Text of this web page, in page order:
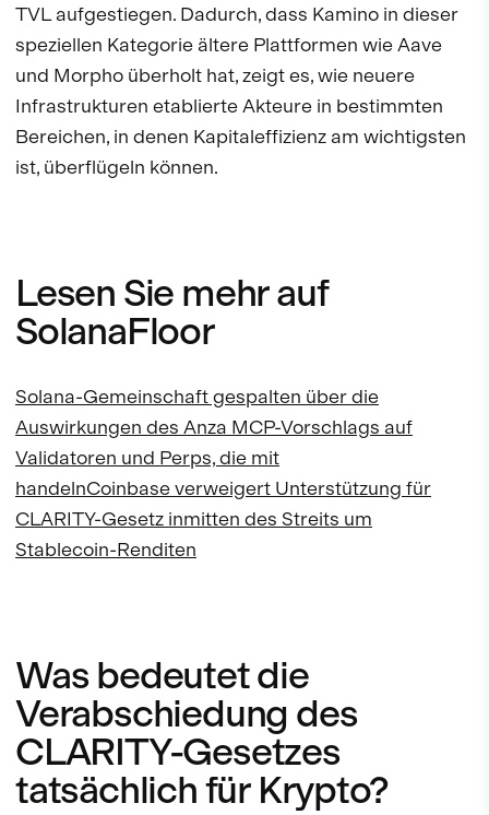
TVL aufgestiegen. Dadurch, dass Kamino in dieser
speziellen Kategorie ältere Plattformen wie Aave
und Morpho überholt hat, zeigt es, wie neuere
Infrastrukturen etablierte Akteure in bestimmten
Bereichen, in denen Kapitaleffizienz am wichtigsten
ist, überflügeln können.
Lesen Sie mehr auf
SolanaFloor
Solana-Gemeinschaft gespalten über die
Auswirkungen des Anza MCP-Vorschlags auf
Validatoren und Perps, die mit
handelnCoinbase verweigert Unterstützung für
CLARITY-Gesetz inmitten des Streits um
Stablecoin-Renditen
Was bedeutet die
Verabschiedung des
CLARITY-Gesetzes
tatsächlich für Krypto?